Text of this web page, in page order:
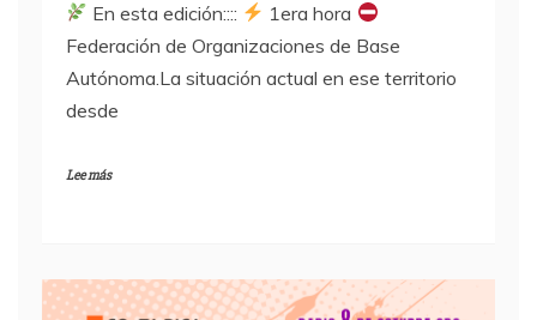
En esta edición::::
1era hora
Federación de Organizaciones de Base
Autónoma.La situación actual en ese territorio
desde
Lee más